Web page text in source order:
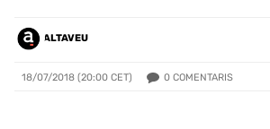
ALTAVEU
18/07/2018 (20:00 CET) 0 COMENTARIS